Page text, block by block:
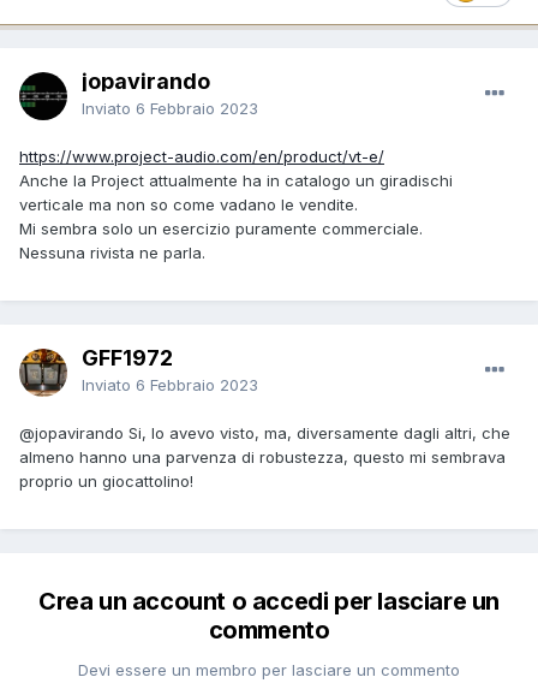
jopavirando
Inviato 6 Febbraio 2023
https://www.project-audio.com/en/product/vt-e/
Anche la Project attualmente ha in catalogo un giradischi
verticale ma non so come vadano le vendite.
Mi sembra solo un esercizio puramente commerciale.
Nessuna rivista ne parla.
GFF1972
Inviato 6 Febbraio 2023
@jopavirando Si, lo avevo visto, ma, diversamente dagli altri, che
almeno hanno una parvenza di robustezza, questo mi sembrava
proprio un giocattolino!
Crea un account o accedi per lasciare un
commento
Devi essere un membro per lasciare un commento